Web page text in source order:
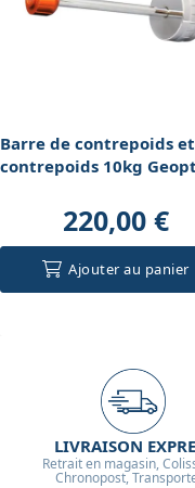
Barre de contrepoids et
contrepoids 10kg
220,00 €
Ajouter au panier
LIVRAISON
Retrait en magasin,
Chronopost,